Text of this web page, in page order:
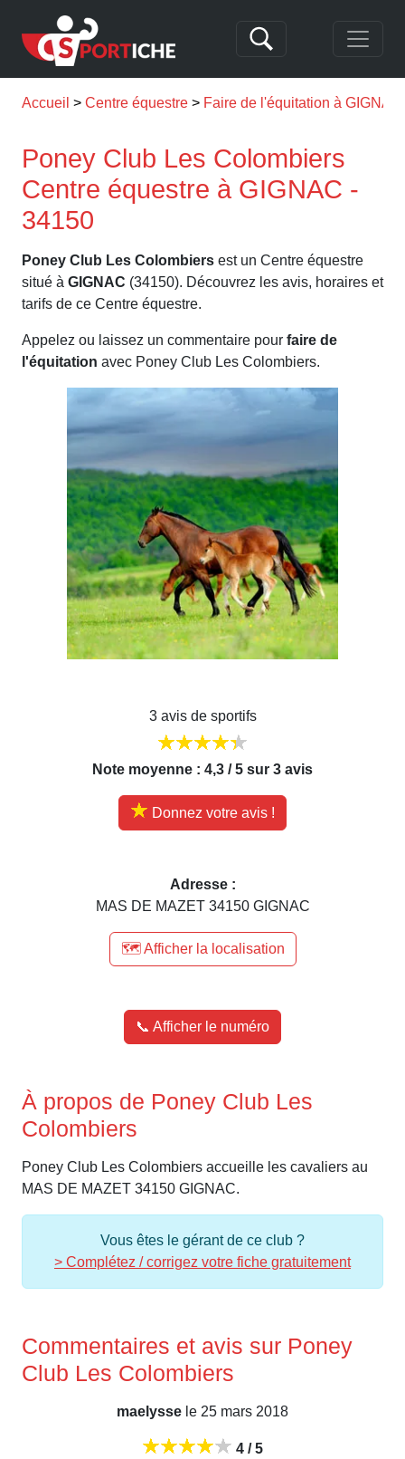
Accueil Centre équestre Faire de l'équitation à GIGNAC
Poney Club Les Colombiers
Centre équestre à GIGNAC -
34150
Poney Club Les Colombiers est un Centre équestre
situé à GIGNAC (34150). Découvrez les avis, horaires et
tarifs de ce Centre équestre.
Appelez ou laissez un commentaire pour faire de
l'équitation avec Poney Club Les Colombiers.
3 avis de sportifs
Note moyenne : 4,3 / 5 sur 3 avis
Donnez votre avis !
Adresse :
MAS DE MAZET 34150 GIGNAC
🗺️ Afficher la localisation
📞 Afficher le numéro
À propos de Poney Club Les
Colombiers
Poney Club Les Colombiers accueille les cavaliers au
MAS DE MAZET 34150 GIGNAC.
Vous êtes le gérant de ce club ?
> Complétez / corrigez votre fiche gratuitement
Commentaires et avis sur Poney
Club Les Colombiers
maelysse le 25 mars 2018
4 / 5